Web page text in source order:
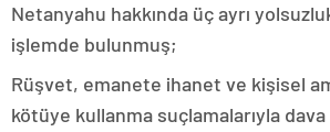
Netanyahu hakkında üç ayrı
işlemde bulunmuş;
Rüşvet, emanete ihanet ve kişisel
kötüye kullanma suçlamalarıyla dava